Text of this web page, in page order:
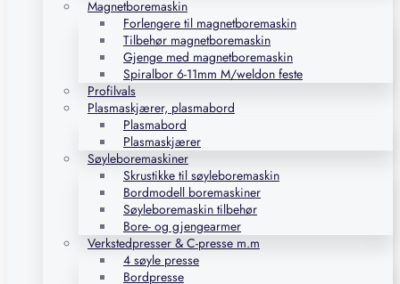
Magnetboremaskin
Forlengere til magnetboremaskin
Tilbehør magnetboremaskin
Gjenge med magnetboremaskin
Spiralbor 6-11mm M/weldon feste
Profilvals
Plasmaskjærer, plasmabord
Plasmabord
Plasmaskjærer
Søyleboremaskiner
Skrustikke til søyleboremaskin
Bordmodell boremaskiner
Søyleboremaskin tilbehør
Bore- og gjengearmer
Verkstedpresser & C-presse m.m
4 søyle presse
Bordpresse